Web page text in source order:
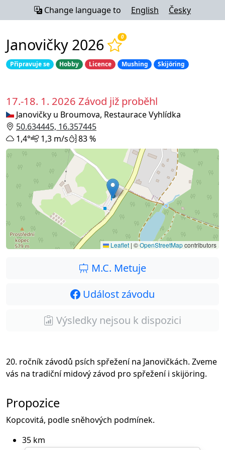
Change language to English Česky
Janovičky 2026 0
Připravuje se Hobby Licence Mushing Skijöring
17.-18. 1. 2026 Závod již proběhl
Janovičky u Broumova, Restaurace Vyhlídka
50.634445, 16.357445
1,4°
1,3 m/s 83 %
Leaflet | ©OpenStreetMapcontributors
M.C. Metuje
Událost závodu
Výsledky nejsou k dispozici
20. ročník závodů psích spřežení na Janovičkách. Zveme
vás na tradiční midový závod pro spřežení i skijöring.
Propozice
Kopcovitá, podle sněhových podmínek.
35 km